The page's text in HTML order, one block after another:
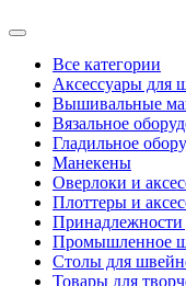
Все категории
Аксессуары для
Вышивальные
Вязальное
Гладильное
Манекены
Оверлоки и
Плоттеры и
Принадлежности
Промышленное
Столы для
Товары для